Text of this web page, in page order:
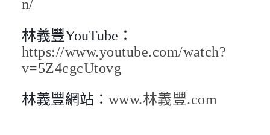
n/
林義豐YouTube：
https://www.youtube.com/watch?
v=5Z4cgcUtovg
林義豐網站： www.林義豐.com